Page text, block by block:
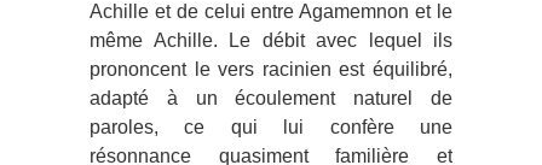
Achille et de celui entre Agamemnon et le
même Achille. Le débit avec lequel ils
prononcent le vers racinien est équilibré,
adapté à un écoulement naturel de
paroles, ce qui lui confère une
résonnance quasiment familière et